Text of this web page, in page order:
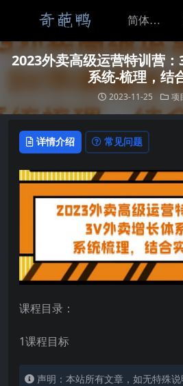
2023外卖高级运营特训营：
系统-梳理，结
2023-11-25 项
详情介绍 常见问题
课程目录：
1课程目标
声明：本站所有文章，如无特殊